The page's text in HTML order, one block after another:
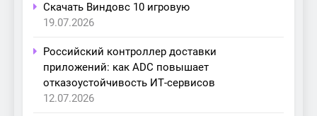
Скачать Виндовс 10 игровую
19.07.2026
Российский контроллер доставки
приложений: как ADC повышает
отказоустойчивость ИТ-сервисов
12.07.2026